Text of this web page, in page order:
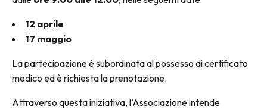
12 aprile
17 maggio
La partecipazione è subordinata al possesso di certificato
medico ed è richiesta la prenotazione.
Attraverso questa iniziativa, l’Associazione intende